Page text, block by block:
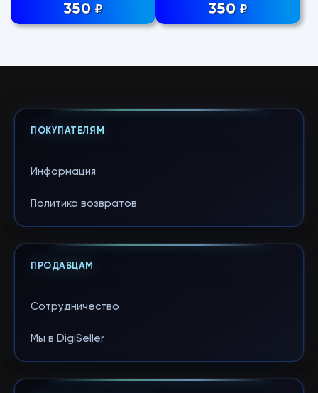
350 ₽ 350 ₽
ПОКУПАТЕЛЯМ
Информация
Политика возвратов
ПРОДАВЦАМ
Сотрудничество
Мы в DigiSeller